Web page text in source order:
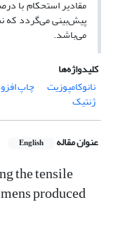
پیش‌بینی می‌گردد که
می‌باشد.
کلیدواژه‌ها
نانوکامپوزیت
چاپ
ژنتیک
عنوان مقاله English
the tensile
produced